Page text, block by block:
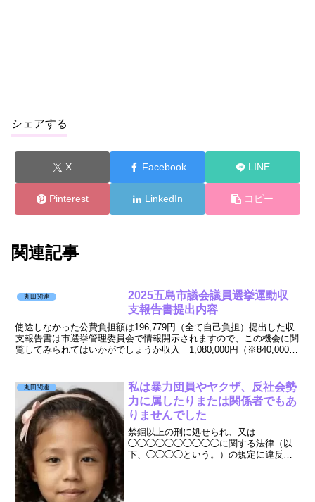
シェアする
X Facebook LINE
Pinterest LinkedIn コピー
関連記事
丸田関連
2025五島市議会議員選挙運動収
支報告書提出内容
使途しなかった公費負担額は196,779円（全て自己負担）提出した収
支報告書は市選挙管理委員会で情報開示されますので、この機会に閲
覧してみられてはいかがでしょうか収入 1,080,000円（※840,000
丸田関連
私は暴力団員やヤクザ、反社会勢
力に属したりまたは関係者でもあ
りませんでした
禁錮以上の刑に処せられ、又は
◯◯◯◯◯◯◯◯◯◯に関する法律（以
下、◯◯◯◯という。）の規定に違反し